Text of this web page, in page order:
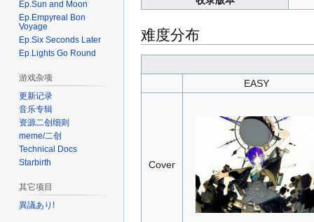
难度分布
EASY
Cover
Ep.Sun and Moon
Ep.Empyreal Bon
Voyage
Ep.Six Seconds Later
Ep.Lights Go Round
游戏杂项
更新记录
音乐专辑
资源二创细则
meme/二创
Technical Docs
Starbirth
其它项目
異議あり!